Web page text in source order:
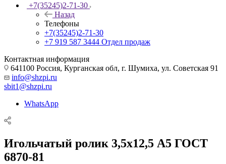
+7(35245)2-71-30
Назад
Телефоны
+7(35245)2-71-30
+7 919 587 3444 Отдел продаж
Контактная информация
641100 Россия, Курганская обл, г. Шумиха, ул. Советская 91
info@shzpi.ru
sbit1@shzpi.ru
WhatsApp
Игольчатый ролик 3,5х12,5 А5 ГОСТ
6870-81